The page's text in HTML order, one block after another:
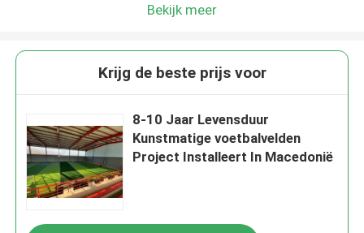
Bekijk meer
Krijg de beste prijs voor
8-10 Jaar Levensduur
Kunstmatige voetbalvelden
Project Installeert In Macedonië